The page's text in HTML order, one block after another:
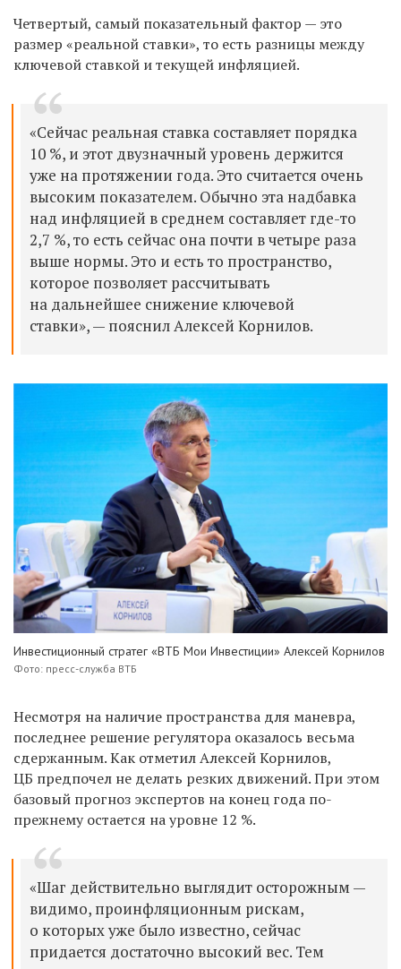
Четвертый, самый показательный фактор — это
размер «реальной ставки», то есть разницы между
ключевой ставкой и текущей инфляцией.
«Сейчас реальная ставка составляет порядка
10 %, и этот двузначный уровень держится
уже на протяжении года. Это считается очень
высоким показателем. Обычно эта надбавка
над инфляцией в среднем составляет где-то
2,7 %, то есть сейчас она почти в четыре раза
выше нормы. Это и есть то пространство,
которое позволяет рассчитывать
на дальнейшее снижение ключевой
ставки», — пояснил Алексей Корнилов.
Инвестиционный стратег «ВТБ Мои Инвестиции» Алексей Корнилов
Фото: пресс-служба ВТБ
Несмотря на наличие пространства для маневра,
последнее решение регулятора оказалось весьма
сдержанным. Как отметил Алексей Корнилов,
ЦБ предпочел не делать резких движений. При этом
базовый прогноз экспертов на конец года по-
прежнему остается на уровне 12 %.
«Шаг действительно выглядит осторожным —
видимо, проинфляционным рискам,
о которых уже было известно, сейчас
придается достаточно высокий вес. Тем